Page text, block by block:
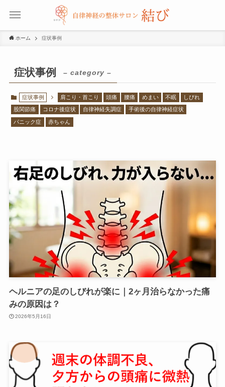
ホーム 症状事例
症状事例 – category –
症状事例 肩こり・首こり 頭痛 腰痛 めまい 不眠 しびれ
股関節痛 コロナ後症状 自律神経失調症 手術後の自律神経症状
パニック症 赤ちゃん
ヘルニアの足のしびれが楽に｜2ヶ月治らなかった痛
みの原因は？
2026年5月16日